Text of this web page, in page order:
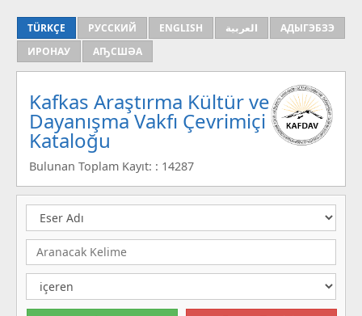
TÜRKÇE РУССКИЙ ENGLISH العربية
АДЫГЭБЗЭ
ИРОНАУ
АҦСШӘА
Kafkas Araştırma Kültür ve
Dayanışma Vakfı Çevrimiçi
Kataloğu
Bulunan Toplam Kayıt: : 14287